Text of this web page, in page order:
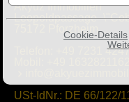
Akyüz Immobilien
Leopoldpassage -
75172 Pforzheim
+49 7231
USt-IdNr.: DE 66/122/
Cookie-Details